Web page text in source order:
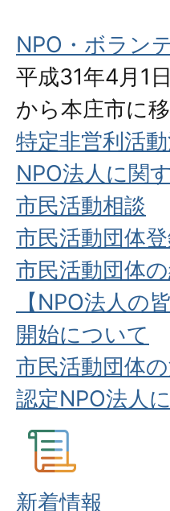
NPO・ボラン
平成31年4月1
から本庄市に
特定非営利活
NPO法人に関
市民活動相談
市民活動団体
市民活動団体
【NPO法人の
開始について
市民活動団体
認定NPO法人
新着情報